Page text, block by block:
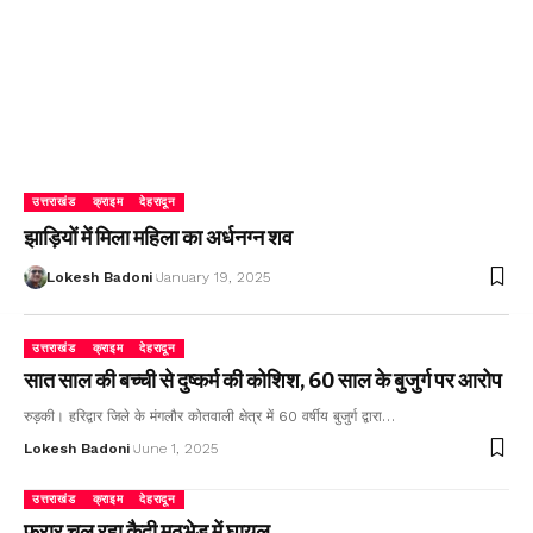
उत्तराखंड क्राइम देहरादून
झाड़ियों में मिला महिला का अर्धनग्न शव
Lokesh Badoni January 19, 2025
उत्तराखंड क्राइम देहरादून
सात साल की बच्ची से दुष्कर्म की कोशिश, 60 साल के बुजुर्ग पर आरोप
रुड़की। हरिद्वार जिले के मंगलौर कोतवाली क्षेत्र में 60 वर्षीय बुजुर्ग द्वारा…
Lokesh Badoni June 1, 2025
उत्तराखंड क्राइम देहरादून